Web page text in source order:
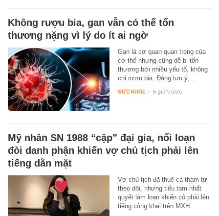
Không rượu bia, gan vẫn có thể tổn
thương nặng vì lý do ít ai ngờ
Gan là cơ quan quan trọng của
cơ thể nhưng cũng dễ bị tổn
thương bởi nhiều yếu tố, không
chỉ rượu bia. Đáng lưu ý,…
SỨC KHỎE - 5 giờ trước
Mỹ nhân SN 1988 “cặp” đại gia, nổi loạn
đòi danh phận khiến vợ chủ tịch phải lên
tiếng dằn mặt
Vợ chủ tịch đã thuê cả thám tử
theo dõi, nhưng tiểu tam nhất
quyết làm loạn khiến cô phải lên
tiếng công khai trên MXH.